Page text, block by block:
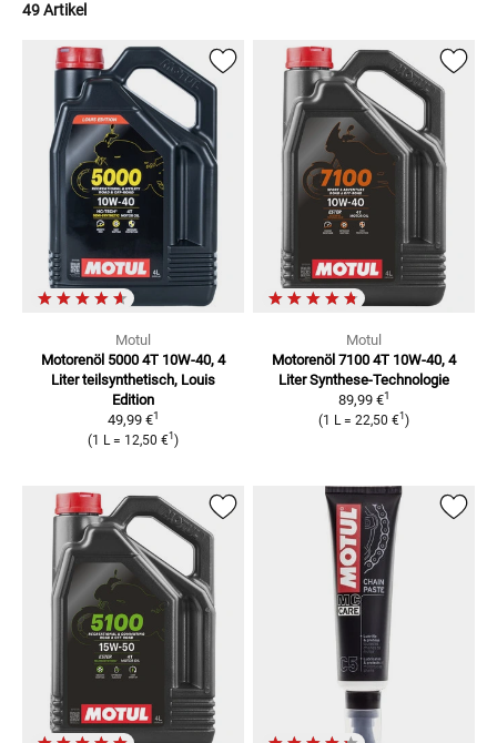
49 Artikel
Motul
Motorenöl 5000 4T 10W-40, 4
Liter teilsynthetisch, Louis
Edition
49,99 €1
(1 L = 12,50 €1 )
Motul
Motorenöl 7100 4T 10W-40, 4
Liter Synthese-Technologie
89,99 €1
(1 L = 22,50 €1 )